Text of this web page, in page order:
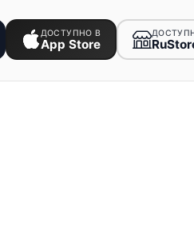
ДОСТУПНО В
App Store